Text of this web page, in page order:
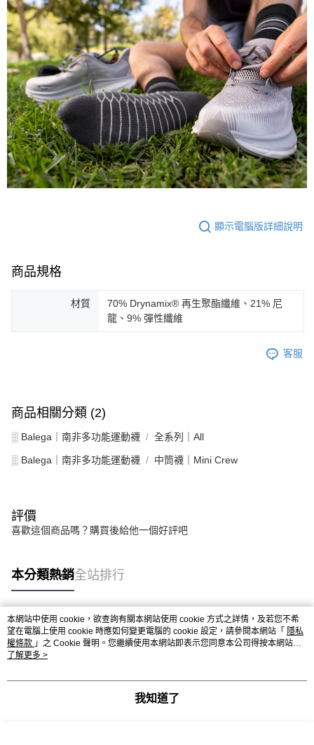
顯示電腦版詳細說明
商品規格
材質
70% Drynamix® 再生聚酯纖維、21% 尼
龍、9% 彈性纖維
客服
商品相關分類 (2)
░ Balega｜南非多功能運動襪 全系列｜All
░ Balega｜南非多功能運動襪 中筒襪｜Mini Crew
評價
喜歡這個商品嗎？購買後給他一個好評吧
本分類熱銷全站排行
熱門標籤
本網站中使用 cookie，欲查詢有關本網站使用 cookie 方式之詳情，及若您不希
望在電腦上使用 cookie 時應如何變更電腦的 cookie 設定，請參閱本網站「 隱私
權條款 」之 Cookie 聲明。您繼續使用本網站即表示您同意本公司得按本網站使
用條款之 Cookie 聲明使用 cookie。
了解更多 >
我知道了